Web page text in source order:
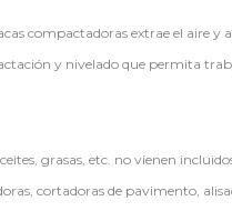
compactadoras extrae el aire
y nivelado que permita
grasas, etc. no vienen
cortadoras de pavimento,